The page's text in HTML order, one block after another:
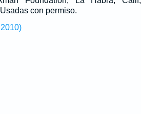
con permiso.